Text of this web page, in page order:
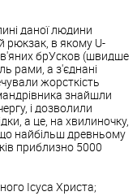
даної людини
рюкзак, в якому U-
брУсков (швидше
рами, а з'єднані
жорсткість
знайшли
і дозволили
а це, на хвилиночку,
найбільш древньому
приблизно 5000
Ісуса Христа;